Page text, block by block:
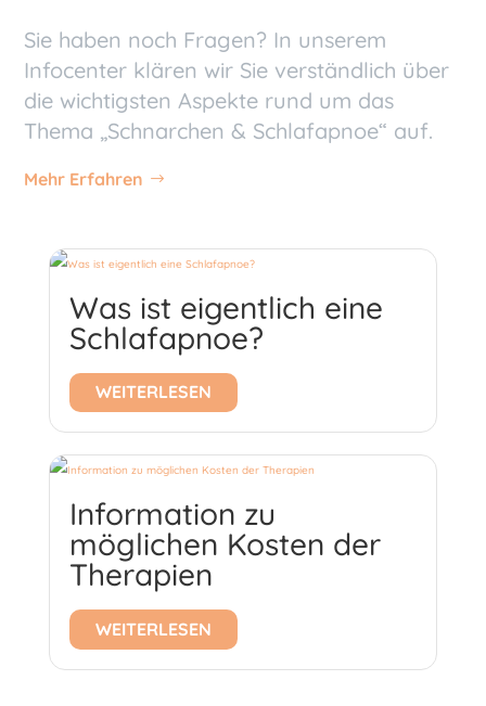
Sie haben noch Fragen? In unserem
Infocenter klären wir Sie verständlich über
die wichtigsten Aspekte rund um das
Thema „Schnarchen & Schlafapnoe“ auf.
Mehr Erfahren
Was ist eigentlich eine
Schlafapnoe?
WEITERLESEN
Information zu
möglichen Kosten der
Therapien
WEITERLESEN